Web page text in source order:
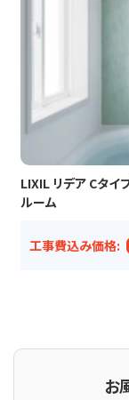
LIXIL リデア Cタイ
ルーム
工事費込み価格:
お